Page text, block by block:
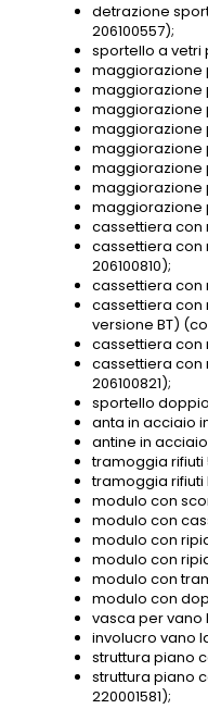
detrazione
206100557);
sportello a vetri
maggiorazione
maggiorazione
maggiorazione
maggiorazione
maggiorazione
maggiorazione
maggiorazione
maggiorazione
cassettiera con
cassettiera con
206100810);
cassettiera con
cassettiera con
versione BT)
cassettiera con
cassettiera con
206100821);
sportello
anta in acciaio
antine in
tramoggia rifiuti
tramoggia rifiuti
modulo con
modulo con
modulo con
modulo con
modulo con
modulo con
vasca per vano
involucro vano
struttura piano
struttura piano
220001581);